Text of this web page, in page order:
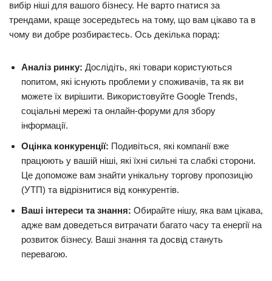
вибір ніші для вашого бізнесу. Не варто гнатися за
трендами, краще зосередьтесь на тому, що вам цікаво та в
чому ви добре розбираєтесь. Ось декілька порад:
Аналіз ринку: Дослідіть, які товари користуються
попитом, які існують проблеми у споживачів, та як ви
можете їх вирішити. Використовуйте Google Trends,
соціальні мережі та онлайн-форуми для збору
інформації.
Оцінка конкуренції: Подивіться, які компанії вже
працюють у вашій ніші, які їхні сильні та слабкі сторони.
Це допоможе вам знайти унікальну торгову пропозицію
(УТП) та відрізнитися від конкурентів.
Ваші інтереси та знання: Обирайте нішу, яка вам цікава,
адже вам доведеться витрачати багато часу та енергії на
розвиток бізнесу. Ваші знання та досвід стануть
перевагою.